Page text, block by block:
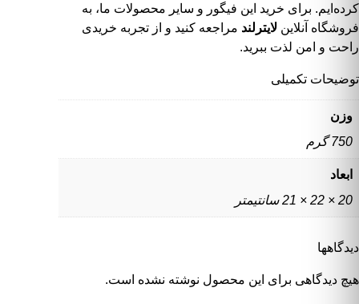
کرده‌ایم. برای خرید این فیگور و سایر محصولات ما، به
فروشگاه آنلاین لایترلند مراجعه کنید و از تجربه خریدی
راحت و امن لذت ببرید.
توضیحات تکمیلی
وزن
750 گرم
ابعاد
20 × 22 × 21 سانتیمتر
دیدگاهها
هیچ دیدگاهی برای این محصول نوشته نشده است.